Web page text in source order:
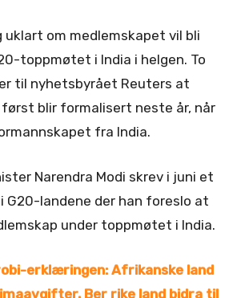
uklart om medlemskapet vil bli
toppmøtet i India i helgen. To
til nyhetsbyrået Reuters at
blir formalisert neste år, når
fra India.
Narendra Modi skrev i juni et
G20-landene der han foreslo at
under toppmøtet i India.
erklæringen: Afrikanske land
Ber rike land bidra til